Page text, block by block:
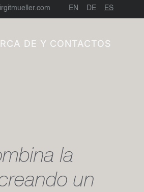
EN DE ES
DE Y CONTACTOS
la
un